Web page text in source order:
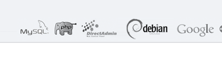
Eticaret B2C Nedir ?